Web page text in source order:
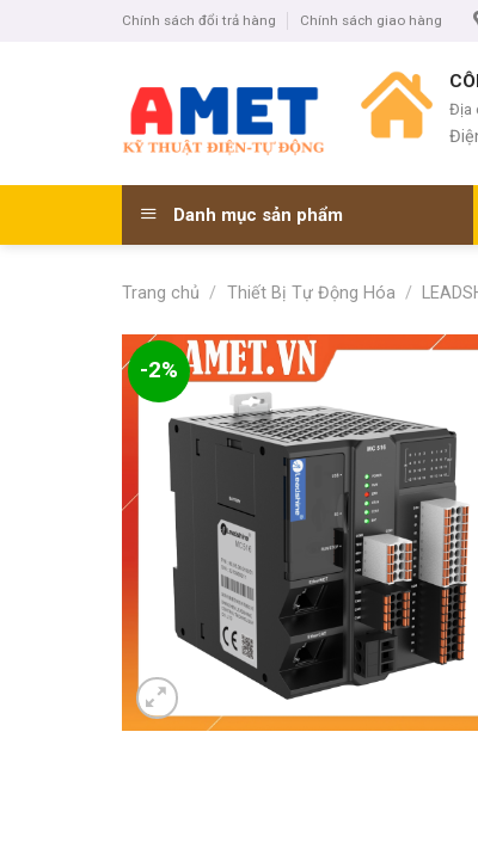
Chính sách đổi trả hàng Chính sách giao hàng
Địa
Danh mục sản phẩm
Trang chủ / Thiết Bị Tự Động Hóa /
-2%